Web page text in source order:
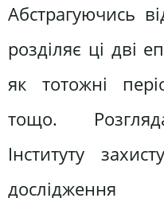
Абстрагуючись
розділяє ці дві
як тотожні
тощо.
Інституту